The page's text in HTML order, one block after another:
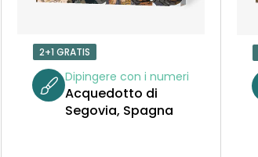
2+1 GRATIS
Dipingere con i numeri
Acquedotto di
Segovia, Spagna